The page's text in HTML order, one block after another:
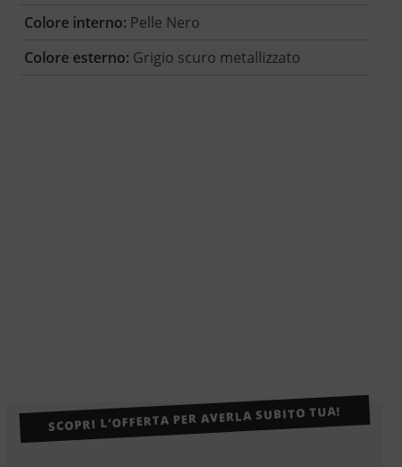
Colore interno: Pelle Nero
Colore esterno: Grigio scuro metallizzato
SCOPRI L’OFFERTA PER AVERLA SUBITO TUA!